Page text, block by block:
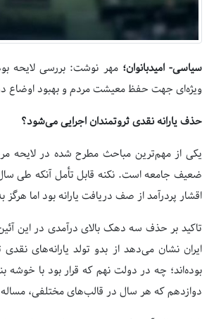
سیاسی- امیدبانوان؛
ویژه‌ای جهت حفظ معیشت مردم و بهبود اوضاع
حذف یارانه نقدی ثروتمندان اجرایی می‌شود؟
یکی از مهم‌ترین مباحث مطرح شده در لایحه
ضعیف جامعه است. نکنه قابل تأمل آنکه طی
اقشار پردرآمد از صف دریافت یارانه بود اما
تاکید بر حذف سه دهک بالای درآمدی در این
ایران نشان می‌دهد از بدو تولد یارانه‌های
بوده‌اند؛ چه در دولت نهم که قرار بود با
دوازدهم که هر سال در قالب‌های مختلفی،